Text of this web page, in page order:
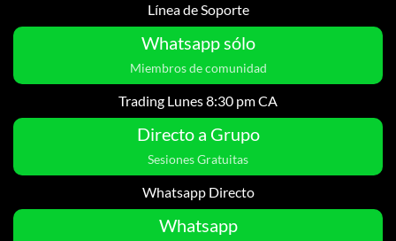
Línea de Soporte
Whatsapp sólo
Miembros de comunidad
Trading Lunes 8:30 pm CA
Directo a Grupo
Sesiones Gratuitas
Whatsapp Directo
Whatsapp